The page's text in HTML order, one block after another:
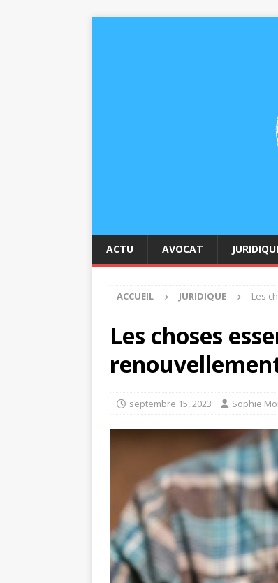
ACTU AVOCAT
ACCUEIL JURIDIQUE Les
Les choses
septembre 15, 2023 Sophie